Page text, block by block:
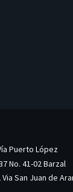
Puerto López
No. 41-02 Barzal
Via San Juan de